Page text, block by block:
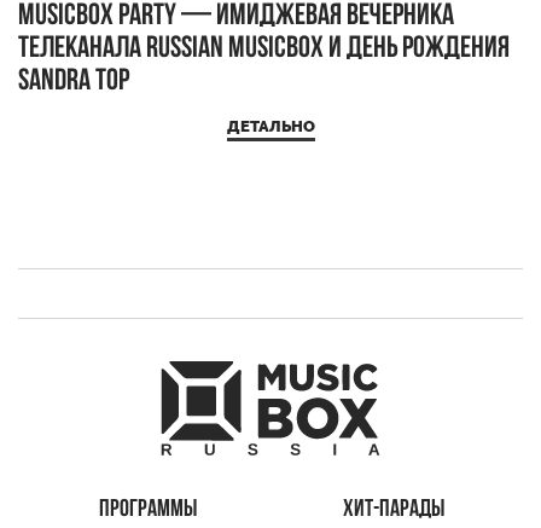
MUSICBOX PARTY — имиджевая вечерника
телеканала RUSSIAN MUSICBOX и день рождения
Sandra Top
ДЕТАЛЬНО
ПРОГРАММЫ ХИТ-ПАРАДЫ